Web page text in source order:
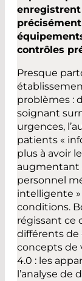
enregistrent
contrôles
Presque
problèmes :
soignant
urgences,
patients «
plus à avoir
augmentant
personnel
intelligente
conditions.
régissant ce
différents de
concepts de
4.0 : les
l’analyse